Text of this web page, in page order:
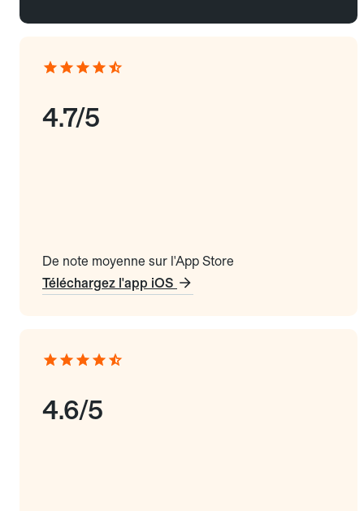
4.7/5
De note moyenne sur l'App Store
Téléchargez l'app iOS
4.6/5